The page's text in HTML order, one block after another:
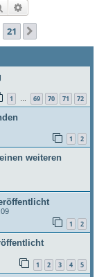
Suche
21
1 … 69 70 71 72
1 2
weiteren
1 2
1 2 3 4 5